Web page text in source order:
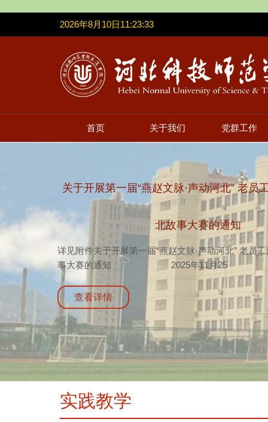
2026年8月10日11:23:33
首页 关于我们 党群工作
关于开展第一届“燕赵文脉·声动河北” 老员
北故事大赛的通知
详见附件关于开展第一届“燕赵文脉·声动河北” 老员
事大赛的通知 2025年11月25
查看详情
实践教学